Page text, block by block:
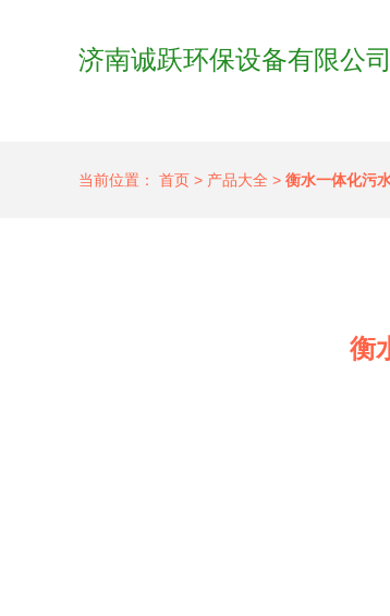
济南诚跃环保设备有限公司
当前位置： 首页 > 产品大全 > 衡水一体化污
衡